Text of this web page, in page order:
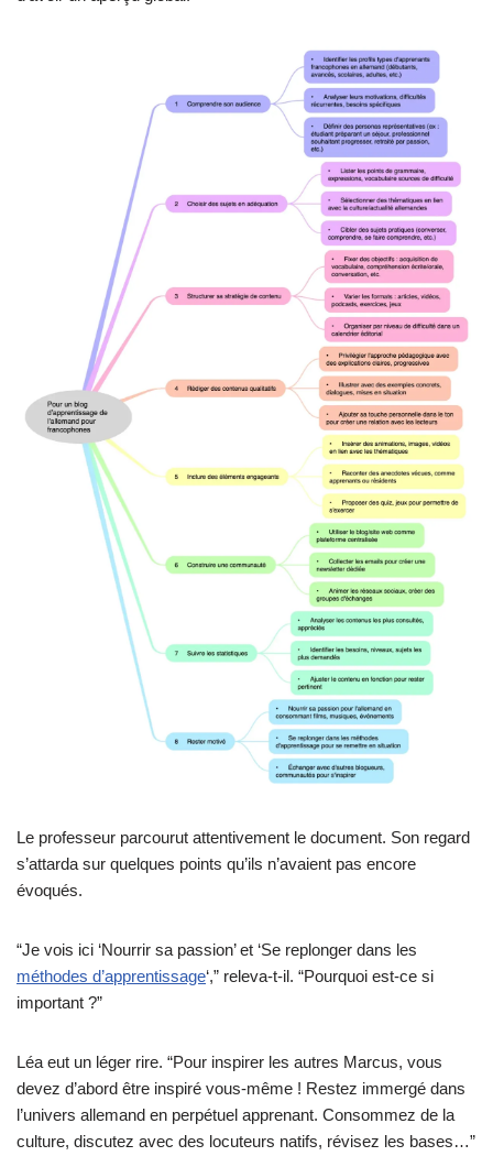
Le professeur parcourut attentivement le document. Son regard
s’attarda sur quelques points qu’ils n’avaient pas encore
évoqués.
“Je vois ici ‘Nourrir sa passion’ et ‘Se replonger dans les
méthodes d’apprentissage‘,” releva-t-il. “Pourquoi est-ce si
important ?”
Léa eut un léger rire. “Pour inspirer les autres Marcus, vous
devez d’abord être inspiré vous-même ! Restez immergé dans
l’univers allemand en perpétuel apprenant. Consommez de la
culture, discutez avec des locuteurs natifs, révisez les bases…”